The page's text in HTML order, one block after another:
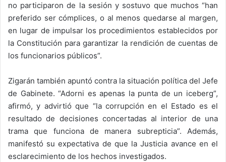
no participaron de la sesión y sostuvo que muchos “han
preferido ser cómplices, o al menos quedarse al margen,
en lugar de impulsar los procedimientos establecidos por
la Constitución para garantizar la rendición de cuentas de
los funcionarios públicos”.
Zigarán también apuntó contra la situación política del Jefe
de Gabinete. “Adorni es apenas la punta de un iceberg”,
afirmó, y advirtió que “la corrupción en el Estado es el
resultado de decisiones concertadas al interior de una
trama que funciona de manera subrepticia”. Además,
manifestó su expectativa de que la Justicia avance en el
esclarecimiento de los hechos investigados.